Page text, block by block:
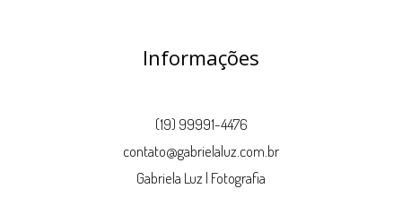
Informações
(19) 99991-4476
contato@gabrielaluz.com.br
Gabriela Luz | Fotografia